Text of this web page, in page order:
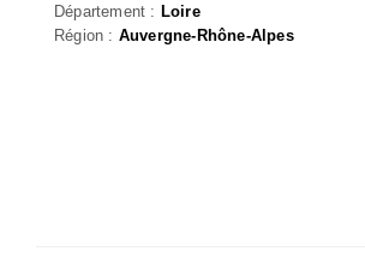
Département : Loire
Région : Auvergne-Rhône-Alpes